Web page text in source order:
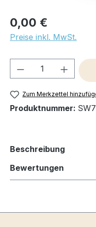
0,00 €
Preise inkl. MwSt.
Produkt
Zum Merkzettel
Produktnummer:
Beschreibung
Bewertungen